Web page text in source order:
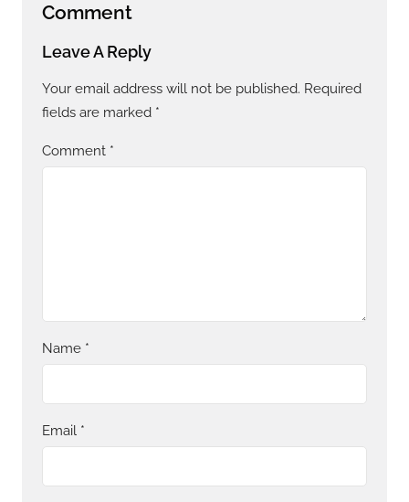
Comment
Leave A Reply
Your email address will not be published. Required
fields are marked *
Comment *
Name *
Email *